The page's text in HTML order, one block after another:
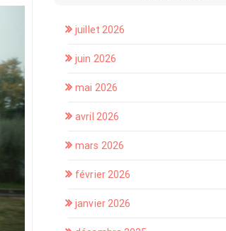
juillet 2026
juin 2026
mai 2026
avril 2026
mars 2026
février 2026
janvier 2026